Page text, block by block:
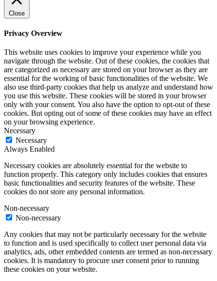
Close
Privacy Overview
This website uses cookies to improve your experience while you
navigate through the website. Out of these cookies, the cookies that
are categorized as necessary are stored on your browser as they are
essential for the working of basic functionalities of the website. We
also use third-party cookies that help us analyze and understand how
you use this website. These cookies will be stored in your browser
only with your consent. You also have the option to opt-out of these
cookies. But opting out of some of these cookies may have an effect
on your browsing experience.
Necessary
Necessary
Always Enabled
Necessary cookies are absolutely essential for the website to
function properly. This category only includes cookies that ensures
basic functionalities and security features of the website. These
cookies do not store any personal information.
Non-necessary
Non-necessary
Any cookies that may not be particularly necessary for the website
to function and is used specifically to collect user personal data via
analytics, ads, other embedded contents are termed as non-necessary
cookies. It is mandatory to procure user consent prior to running
these cookies on your website.